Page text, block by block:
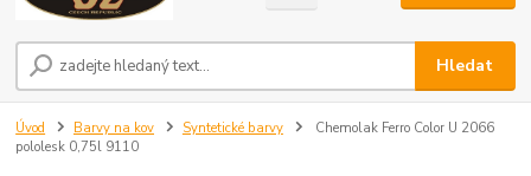
Hledat
Úvod Barvy na kov Syntetické barvy
Chemolak Ferro Color U 2066
pololesk 0,75l 9110